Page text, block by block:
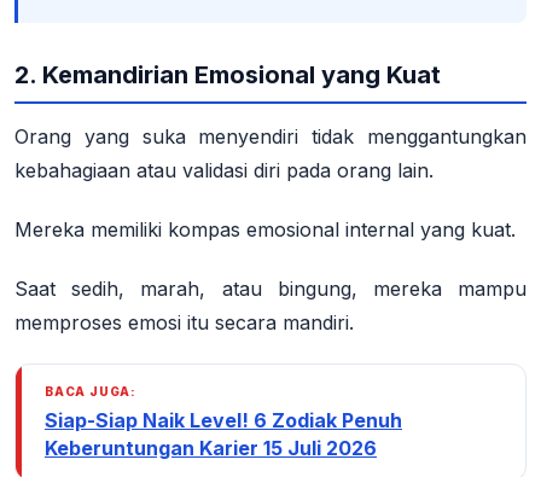
2. Kemandirian Emosional yang Kuat
Orang yang suka menyendiri tidak menggantungkan
kebahagiaan atau validasi diri pada orang lain.
Mereka memiliki kompas emosional internal yang kuat.
Saat sedih, marah, atau bingung, mereka mampu
memproses emosi itu secara mandiri.
BACA JUGA:
Siap-Siap Naik Level! 6 Zodiak Penuh
Keberuntungan Karier 15 Juli 2026